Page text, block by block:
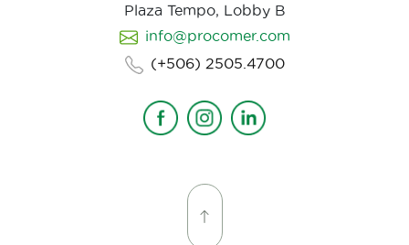
Plaza Tempo, Lobby B
info@procomer.com
(+506) 2505.4700